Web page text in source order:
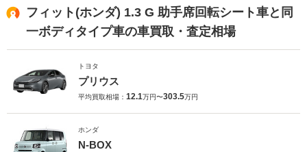
フィット(ホンダ) 1.3 G 助手席回転シート車と同
一ボディタイプ車の車買取・査定相場
トヨタ
プリウス
平均買取相場： 12.1万円〜303.5万円
ホンダ
N-BOX